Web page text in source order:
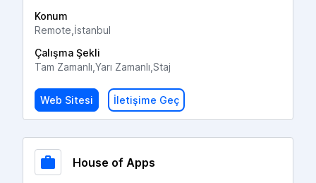
Konum
Remote,İstanbul
Çalışma Şekli
Tam Zamanlı,Yarı Zamanlı,Staj
Web Sitesi İletişime Geç
House of Apps